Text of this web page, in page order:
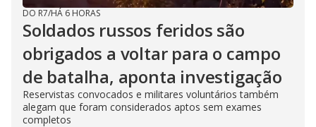
DO R7/HÁ 6 HORAS
Soldados russos feridos são
obrigados a voltar para o campo
de batalha, aponta investigação
Reservistas convocados e militares voluntários também
alegam que foram considerados aptos sem exames
completos